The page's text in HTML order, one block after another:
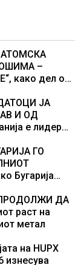
–
како дел од
го
го промени
ЈА
И ОД
е лидер
ГО
Бугарија
батерии ДА
раст на
метал
на HUPX
изнесува